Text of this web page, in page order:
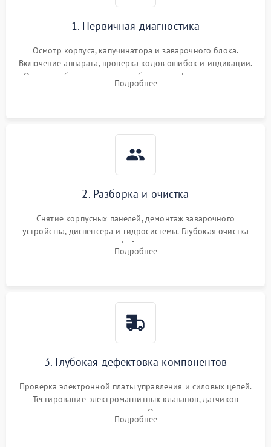
1. Первичная диагностика
Осмотр корпуса, капучинатора и заварочного блока.
Включение аппарата, проверка кодов ошибок и индикации.
Оценка работы помпы, термоблока и кофемолки на слух.
Измерение температуры и давления воды для выявления
Подробнее
2. Разборка и очистка
Снятие корпусных панелей, демонтаж заварочного
устройства, диспенсера и гидросистемы. Глубокая очистка
внутренних узлов от кофейных масел, жмыха и накипи.
Промывка дренажных каналов и фильтров с использованием
Подробнее
3. Глубокая дефектовка компонентов
Проверка электронной платы управления и силовых цепей.
Тестирование электромагнитных клапанов, датчиков
температуры и расходомера. Оценка степени износа
жерновов кофемолки, уплотнительных колец гидросистемы
Подробнее